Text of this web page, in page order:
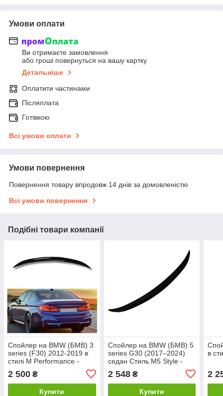
Умови оплати
Ви отримаєте замовлення
або гроші повернуться на вашу картку
Детальніше
Оплатити частинами
Післяплата
Готівкою
Всі умови оплати
Умови повернення
Повернення товару впродовж 14 днів за домовленістю
Всі умови повернення
Подібні товари компанії
Спойлер на BMW (БМВ) 3
series (F30) 2012-2019 в
стилі M Performance -
2 500 ₴
Купити
Спойлер на BMW (БМВ) 5
series G30 (2017–2024)
седан Стиль M5 Style -
2 548₴
Купити
в
2